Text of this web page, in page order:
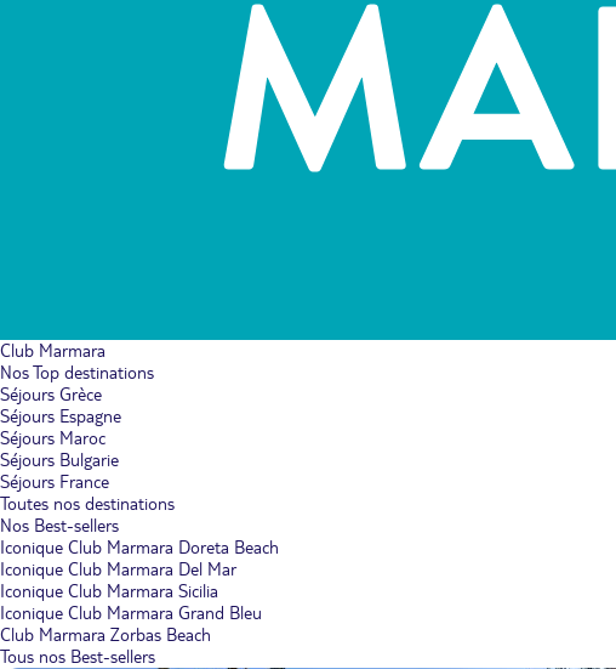
Club Marmara
Nos Top destinations
Séjours Grèce
Séjours Espagne
Séjours Maroc
Séjours Bulgarie
Séjours France
Toutes nos destinations
Nos Best-sellers
Iconique Club Marmara Doreta Beach
Iconique Club Marmara Del Mar
Iconique Club Marmara Sicilia
Iconique Club Marmara Grand Bleu
Club Marmara Zorbas Beach
Tous nos Best-sellers